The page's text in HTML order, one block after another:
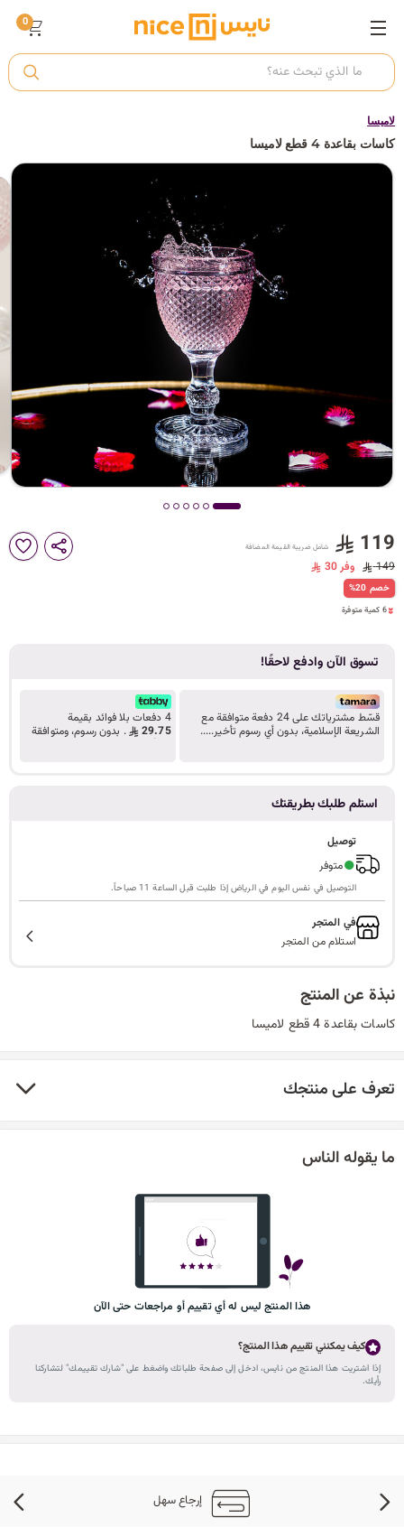
أ
د
ا
ا
0
لاميسا
كاسات بقاعدة 4 قطع لاميسا
119 شامل ضريبة القيمة المضافة
149 وفر 30
%20 خصم
6 كمية متوفرة
9 مشاهدة مؤخراً
6 كمية متوفرة
تسوق الآن وادفع لاحقًا!
قسّط مشترياتك على 24 دفعة متوافقة مع
الشريعة الإسلامية، بدون أي رسوم تأخير.....
4 دفعات بلا فوائد بقيمة
29.75
. بدون رسوم، ومتوافقة
استلم طلبك بطريقتك
توصيل
●متوفر
التوصيل في نفس اليوم في الرياض إذا طلبت قبل الساعة 11 صباحاً.
في المتجر
استلام من المتجر
نبذة عن المنتج
كاسات بقاعدة 4 قطع لاميسا
تعرف على منتجك
ما يقوله الناس
هذا المنتج ليس له أي تقييم أو مراجعات حتى الآن
كيف يمكنني تقييم هذا المنتج؟
إذا اشتريت هذا المنتج من نايس، ادخل إلى صفحة طلباتك واضغط على "شارك تقييمك" لتشاركنا
رأيك.
إرجاع سهل